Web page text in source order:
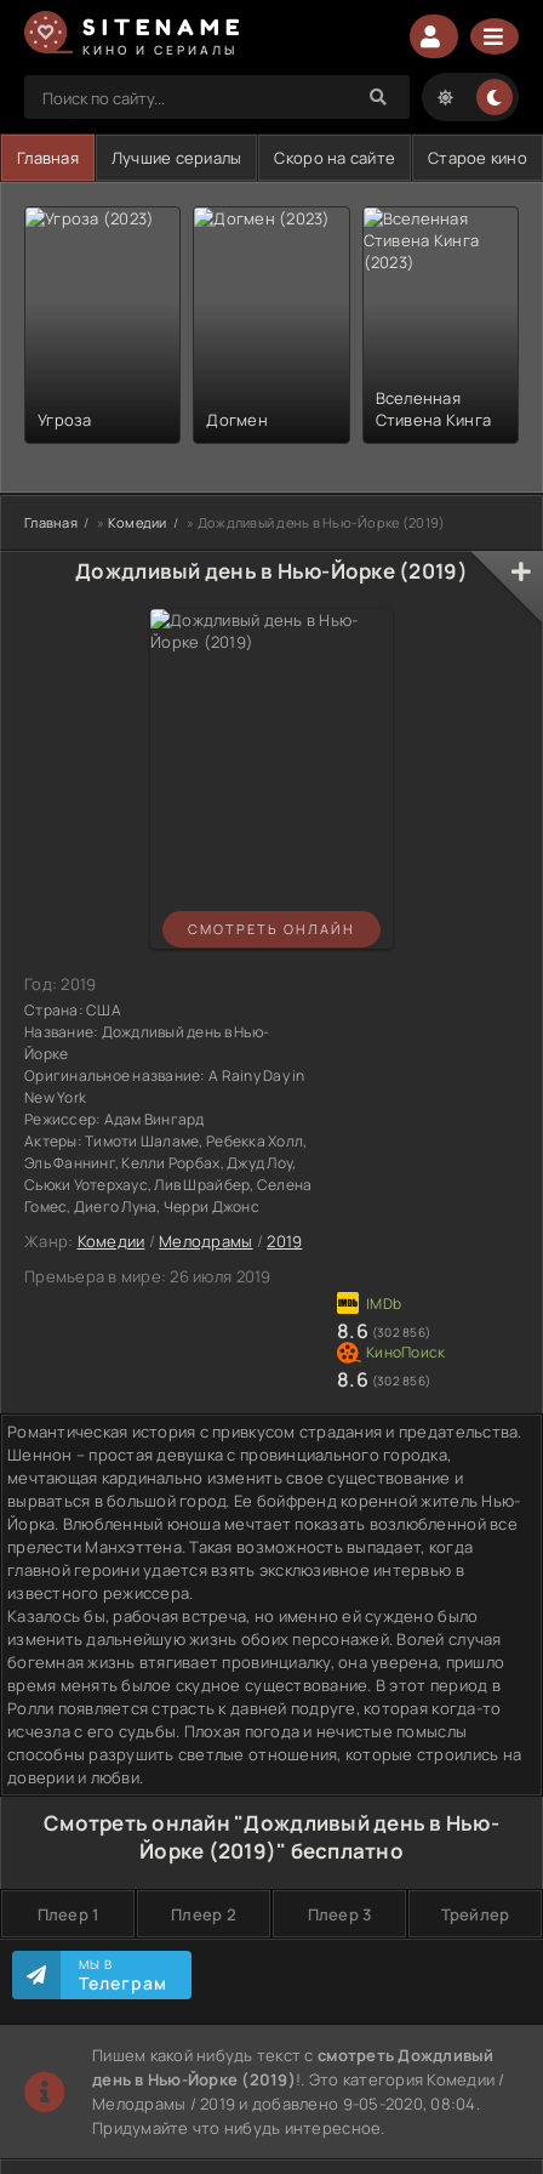
SITENAME
КИНО И СЕРИАЛЫ
Главная Лучшие сериалы Скоро на сайте Старое кино
Угроза Догмен
Вселенная
Стивена Кинга
Главная » Комедии » Дождливый день в Нью-Йорке (2019)
Дождливый день в Нью-Йорке (2019)
СМОТРЕТЬ ОНЛАЙН
Год:2019
Страна:США
Название: Дождливый день в Нью-
Йорке
Оригинальное название: A Rainy Day in
New York
Режиссер: Адам Вингард
Актеры:Тимоти Шаламе, Ребекка Холл,
Эль Фаннинг, Келли Рорбах, Джуд Лоу,
Сьюки Уотерхаус, Лив Шрайбер, Селена
Гомес, Диего Луна, Черри Джонс
Жанр: Комедии / Мелодрамы /2019
Премьера в мире: 26 июля 2019
8.6 (302 856)
8.6 (302 856)
Романтическая история с привкусом страдания и предательства.
Шеннон – простая девушка с провинциального городка,
мечтающая кардинально изменить свое существование и
вырваться в большой город. Ее бойфренд коренной житель Нью-
Йорка. Влюбленный юноша мечтает показать возлюбленной все
прелести Манхэттена. Такая возможность выпадает, когда
главной героини удается взять эксклюзивное интервью в
известного режиссера.
Казалось бы, рабочая встреча, но именно ей суждено было
изменить дальнейшую жизнь обоих персонажей. Волей случая
богемная жизнь втягивает провинциалку, она уверена, пришло
время менять былое скудное существование. В этот период в
Ролли появляется страсть к давней подруге, которая когда-то
исчезла с его судьбы. Плохая погода и нечистые помыслы
способны разрушить светлые отношения, которые строились на
доверии и любви.
Смотреть онлайн "Дождливый день в Нью-
Йорке (2019)" бесплатно
Плеер 1 Плеер 2 Плеер 3 Трейлер
МЫ В
Телеграм
Пишем какой нибудь текст ссмотреть Дождливый
день в Нью-Йорке (2019)!. Это категория Комедии /
Мелодрамы / 2019 и добавлено 9-05-2020, 08:04.
Придумайте что нибудь интересное.